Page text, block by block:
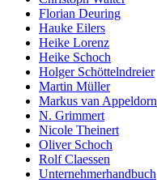
Florian Deuring
Hauke Eilers
Heike Lorenz
Heike Schoch
Holger Schöttelndreier
Martin Müller
Markus van Appeldorn
N. Grimmert
Nicole Theinert
Oliver Schoch
Rolf Claessen
Unternehmerhandbuch